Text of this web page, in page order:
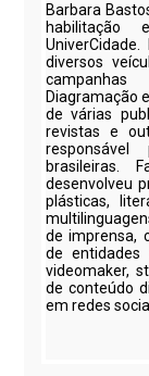
Barbara
habilitação
diversos
Diagramação
de várias
revistas e
responsável
brasileiras.
desenvolveu
plásticas,
de imprensa,
de entidades
videomaker,
de conteúdo
em redes